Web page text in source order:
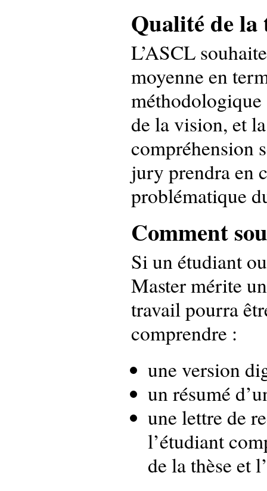
Qualité de la
L’ASCL
moyenne en
de la vision, et
compréhension
jury prendra en
problématique
Comment
Si un étudiant
Master mérite
travail pourra
comprendre :
une version
un résumé
une lettre de
l’étudiant
de la thèse et